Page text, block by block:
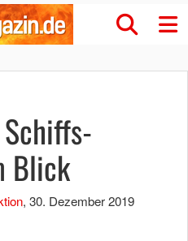
Blick
, 30. Dezember 2019